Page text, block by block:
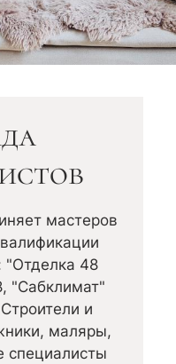
мастеров
"Отделка 48
"Сабклимат"
и
маляры,
специалисты